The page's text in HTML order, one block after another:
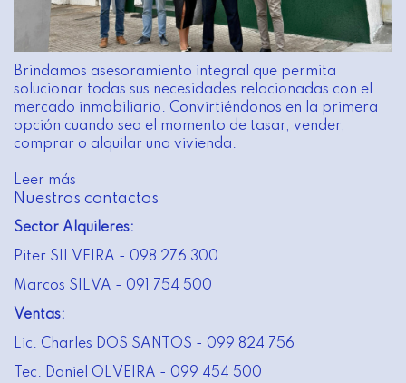
Brindamos asesoramiento integral que permita
solucionar todas sus necesidades relacionadas con el
mercado inmobiliario. Convirtiéndonos en la primera
opción cuando sea el momento de tasar, vender,
comprar o alquilar una vivienda.
Leer más
Nuestros contactos
Sector Alquileres:
Piter SILVEIRA - 098 276 300
Marcos SILVA - 091 754 500
Ventas:
Lic. Charles DOS SANTOS - 099 824 756
Tec. Daniel OLVEIRA - 099 454 500